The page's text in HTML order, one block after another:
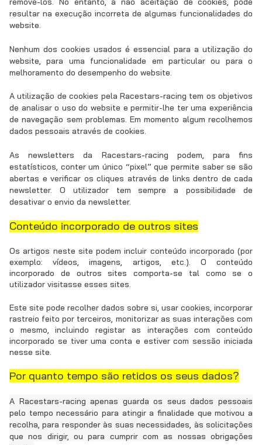
resultar na execução incorreta de algumas funcionalidades do
website.
Nenhum dos cookies usados é essencial para a utilização do
website, para uma funcionalidade em particular ou para o
melhoramento do desempenho do website.
A utilização de cookies pela Racestars-racing tem os objetivos
de analisar o uso do website e permitir-lhe ter uma experiência
de navegação sem problemas. Em momento algum recolhemos
dados pessoais através de cookies.
As newsletters da Racestars-racing podem, para fins
estatísticos, conter um único “pixel” que permite saber se são
abertas e verificar os cliques através de links dentro de cada
newsletter. O utilizador tem sempre a possibilidade de
desativar o envio da newsletter.
Conteúdo incorporado de outros sites
Os artigos neste site podem incluir conteúdo incorporado (por
exemplo: vídeos, imagens, artigos, etc.). O conteúdo
incorporado de outros sites comporta-se tal como se o
utilizador visitasse esses sites.
Este site pode recolher dados sobre si, usar cookies, incorporar
rastreio feito por terceiros, monitorizar as suas interações com
o mesmo, incluindo registar as interações com conteúdo
incorporado se tiver uma conta e estiver com sessão iniciada
nesse site.
Por quanto tempo são retidos os seus dados?
A Racestars-racing apenas guarda os seus dados pessoais
pelo tempo necessário para atingir a finalidade que motivou a
recolha, para responder às suas necessidades, às solicitações
que nos dirigir, ou para cumprir com as nossas obrigações